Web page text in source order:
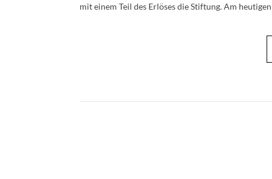
mit einem Teil des Erlöses die Stiftung. Am